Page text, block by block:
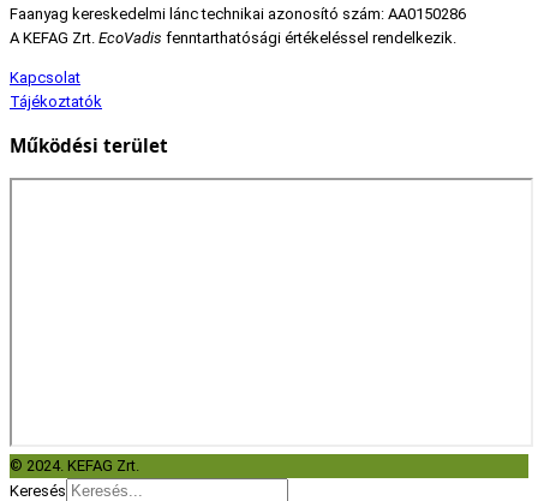
Faanyag kereskedelmi lánc technikai azonosító szám: AA0150286
A KEFAG Zrt. EcoVadis fenntarthatósági értékeléssel rendelkezik.
Kapcsolat
Tájékoztatók
Működési terület
© 2024. KEFAG Zrt.
Keresés